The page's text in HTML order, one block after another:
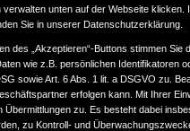
SUV-Merkmalen
verbessert
verwalten unten auf der Webseite
Sie in unserer Datenschutzerklärung.
des „Akzeptieren“-Buttons stimmen
wie z.B. persönlichen Identifikatoren
sowie Art. 6 Abs. 1 lit. a DSGVO zu.
erfolgen kann. Mit Ihrer
Übermittlungen zu. Es besteht dabei
zu Kontroll- und